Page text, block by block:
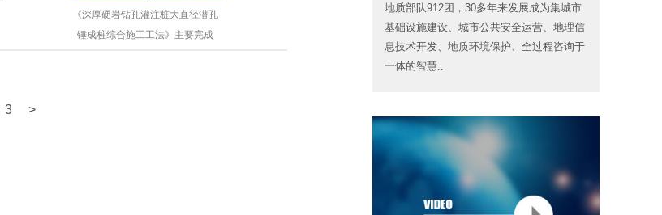
《深厚硬岩钻孔灌注桩大直径潜孔
锤成桩综合施工工法》主要完成
3 >
地质部队912团，30多年来发展成为集城市
基础设施建设、城市公共安全运营、地理信
息技术开发、地质环境保护、全过程咨询于
一体的智慧..